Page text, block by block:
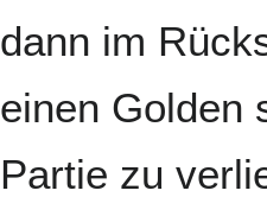
dann im
einen Golden
Partie zu